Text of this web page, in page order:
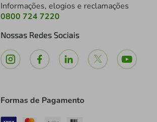
Informações, elogios e reclamações
0800 724 7220
Nossas Redes Sociais
Formas de Pagamento